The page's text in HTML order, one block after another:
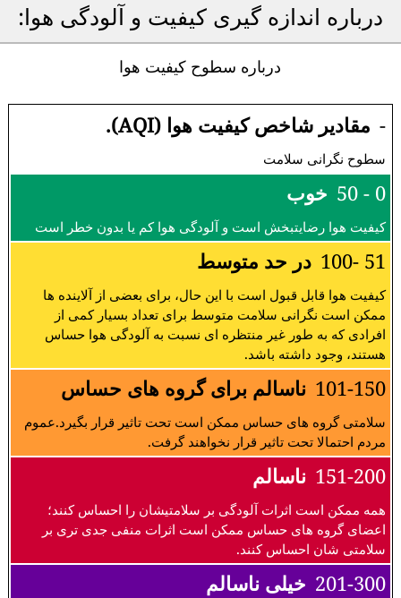
درباره اندازه گیری کیفیت و آلودگی هوا:
درباره سطوح کیفیت هوا
- مقادیر شاخص کیفیت هوا (AQI).
سطوح نگرانی سلامت
0 - 50 خوب
کیفیت هوا رضایتبخش است و آلودگی هوا کم یا بدون خطر است
51 -100 در حد متوسط
کیفیت هوا قابل قبول است با این حال، برای بعضی از آلاینده ها
ممکن است نگرانی سلامت متوسط برای تعداد بسیار کمی از
افرادی که به طور غیر منتظره ای نسبت به آلودگی هوا حساس
هستند، وجود داشته باشد.
101-150 ناسالم برای گروه های حساس
سلامتی گروه های حساس ممکن است تحت تاثیر قرار بگیرد.عموم
مردم احتمالا تحت تاثیر قرار نخواهند گرفت.
151-200 ناسالم
همه ممکن است اثرات آلودگی بر سلامتیشان را احساس کنند؛
اعضای گروه های حساس ممکن است اثرات منفی جدی تری بر
سلامتی شان احساس کنند.
201-300 خیلی ناسالم